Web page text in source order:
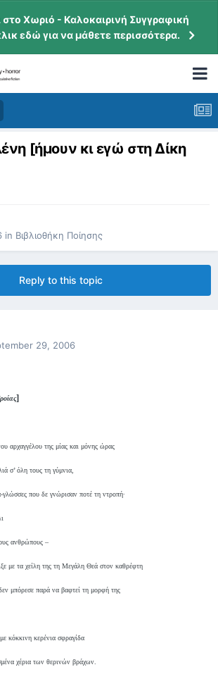
στο Χωριό - Καλοκαιρινή Συγγραφική
εδώ για να μάθετε περισσότερα.
[ήμουν κι εγώ στη Δίκη
in Βιβλιοθήκη Ποίησης
Reply to this topic
29, 2006
]
αρχαγγέλου της μίας και μόνης ώρας
σ’ όλη τους τη γύμνια,
γλώσσες που δε γνώρισαν ποτέ τη ντροπή·
ανθρώπους –
με τα χείλη της τη Μεγάλη Θεά στον καθρέφτη
μπόρεσε παρά να βαφτεί τη μορφή της
κόκκινη κερένια σφραγίδα
χέρια των θερινών βράχων.